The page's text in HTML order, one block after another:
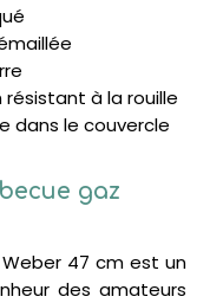
à la rouille
dans le couvercle
gaz
47 cm est un
des amateurs